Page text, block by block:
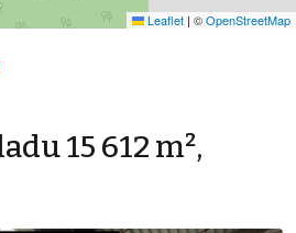
Leaflet | ©OpenStreetMap
15 612 m²,